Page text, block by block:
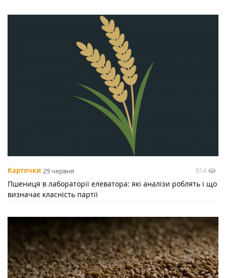
Карточки 29 червня 814
Пшениця в лабораторії елеватора: які аналізи роблять і що
визначає класність партії